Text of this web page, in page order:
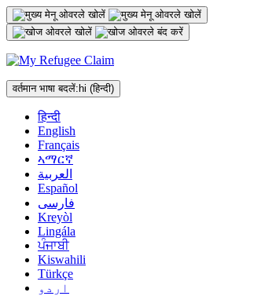
अंतर्वस्तु
पर
जाएं
वर्तमान भाषा बदलें: hi (हिन्दी)
हिन्दी
English
Français
ኣማርኛ
العربية
Español
فارسی
Kreyòl
Lingála
ਪੰਜਾਬੀ
Kiswahili
Türkçe
اردو